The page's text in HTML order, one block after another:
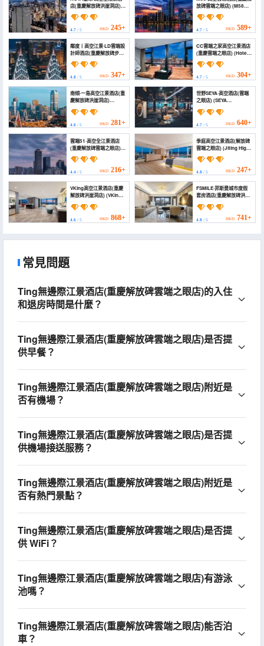
店(重慶解放碑洪崖洞店)
(NOVA Planet High
Altitude River View
Hotel)
4.7 / 5 HKD 245+
放碑雲端之眼店) (M58
Hotel)
4.7/ 5 HKD 589+
鄰度丨高空江景·LD雲端設
計師酒店(重慶解放碑步行
街洪崖洞店) (Chongqing
Lingdu Gaokong
Jiangjing Hotel
(Monument to the
people's Liberation
Hongyadong Store))
4.8 / 5 HKD 347+
CC雲端之家高空江景酒店
(重慶雲端之眼店) (Hotel
Chez Cloud)
4.7/ 5 HKD 304+
南傾·一島高空江景酒店(重
慶解放碑洪崖洞店)
(Nanqing Yidao
Guesthouse
(Chongqing
Jiefangbei))
4.6 / 5 HKD 281+
世野SEYA·高空酒店(雲端
之眼店) (SEYA
Panoramic Hotel -
Chongqing Cloud
Eye（Managed by SEYA
GROUP）)
4.7/ 5 HKD 640+
雲端51·高空全江景酒店
(重慶解放碑雲端之眼店)
(Cloud 51·High-altitude
Quanjiang View Hotel
(Chongqing Jiefangbei
Cloud Eye))
4.4 / 5 HKD 216+
季庭高空江景酒店(解放碑
雲端之眼店) (Jiting High-
altitude Riverview Hotel
(Jiefangbei Cloud Eye))
4.8/ 5 HKD 247+
VKing高空江景酒店(重慶
解放碑洪崖洞店) (VKing
High-altitude River View
Hotel (Chongqing
Jiefangbei
Hongyadong Branch))
4.6 / 5 HKD 868+
FSMILE·菲斯曼城市度假
套房酒店(重慶解放碑洪崖
洞店) (FSMILE City
Resort Hotel
(Monument to the
people's Liberation
4.8/ 5 HKD 741+
常見問題
Ting無邊際江景酒店(重慶解放碑雲端之眼店)的入住
和退房時間是什麼？
Ting無邊際江景酒店(重慶解放碑雲端之眼店)是否提
供早餐？
Ting無邊際江景酒店(重慶解放碑雲端之眼店)附近是
否有機場？
Ting無邊際江景酒店(重慶解放碑雲端之眼店)是否提
供機場接送服務？
Ting無邊際江景酒店(重慶解放碑雲端之眼店)附近是
否有熱門景點？
Ting無邊際江景酒店(重慶解放碑雲端之眼店)是否提
供 WiFi？
Ting無邊際江景酒店(重慶解放碑雲端之眼店)有游泳
池嗎？
Ting無邊際江景酒店(重慶解放碑雲端之眼店)能否泊
車？